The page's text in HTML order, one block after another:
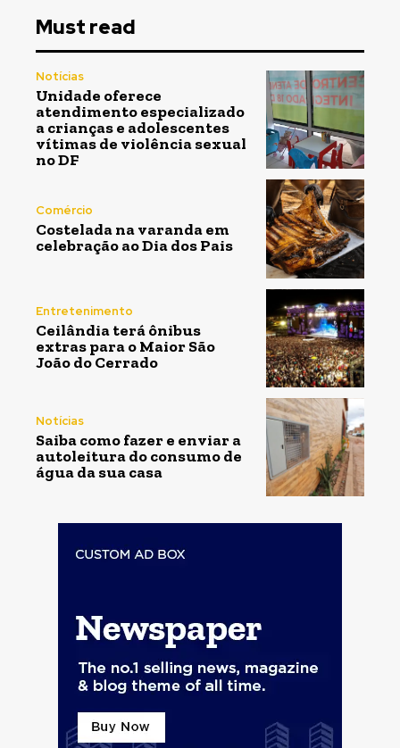
Must read
Notícias
Unidade oferece
atendimento especializado
a crianças e adolescentes
vítimas de violência sexual
no DF
Comércio
Costelada na varanda em
celebração ao Dia dos Pais
Entretenimento
Ceilândia terá ônibus
extras para o Maior São
João do Cerrado
Notícias
Saiba como fazer e enviar a
autoleitura do consumo de
água da sua casa